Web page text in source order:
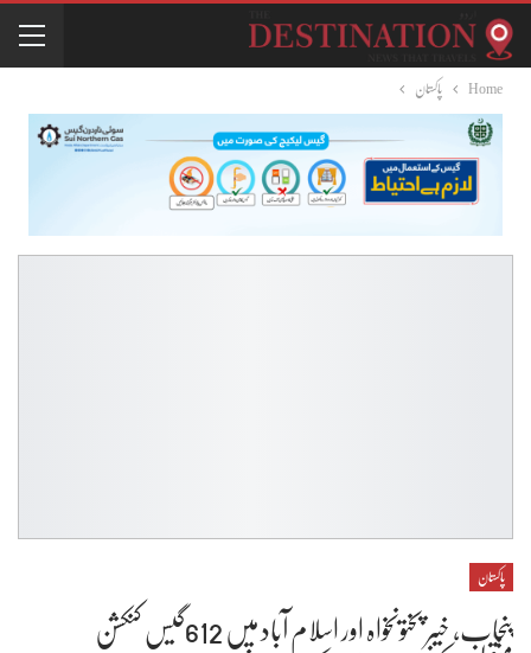
Home پاکستان
پاکستان
پنجاب، خیبر پختونخواہ اور اسلام آباد میں 612گیس کنکشن